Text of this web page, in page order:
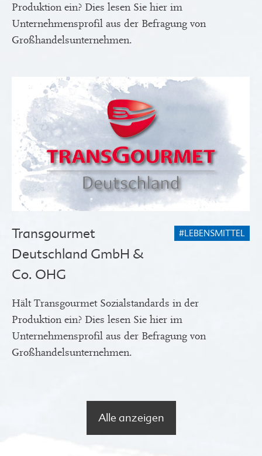
Produktion ein? Dies lesen Sie hier im
Unternehmensprofil aus der Befragung von
Großhandelsunternehmen.
#LEBENSMITTEL
Transgourmet
Deutschland GmbH &
Co. OHG
Hält Transgourmet Sozialstandards in der
Produktion ein? Dies lesen Sie hier im
Unternehmensprofil aus der Befragung von
Großhandelsunternehmen.
Alle anzeigen